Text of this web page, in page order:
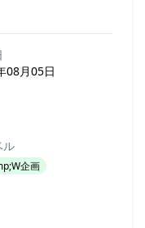
08月05日
ル
企画